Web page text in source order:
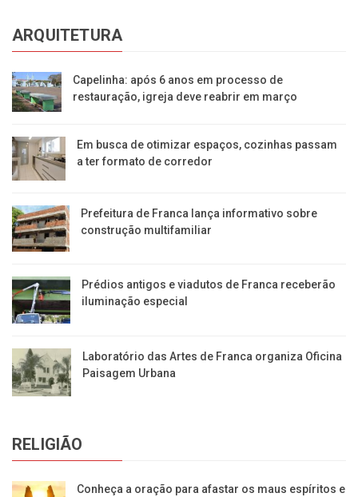
ARQUITETURA
Capelinha: após 6 anos em processo de
restauração, igreja deve reabrir em março
Em busca de otimizar espaços, cozinhas passam
a ter formato de corredor
Prefeitura de Franca lança informativo sobre
construção multifamiliar
Prédios antigos e viadutos de Franca receberão
iluminação especial
Laboratório das Artes de Franca organiza Oficina
Paisagem Urbana
RELIGIÃO
Conheça a oração para afastar os maus espíritos e